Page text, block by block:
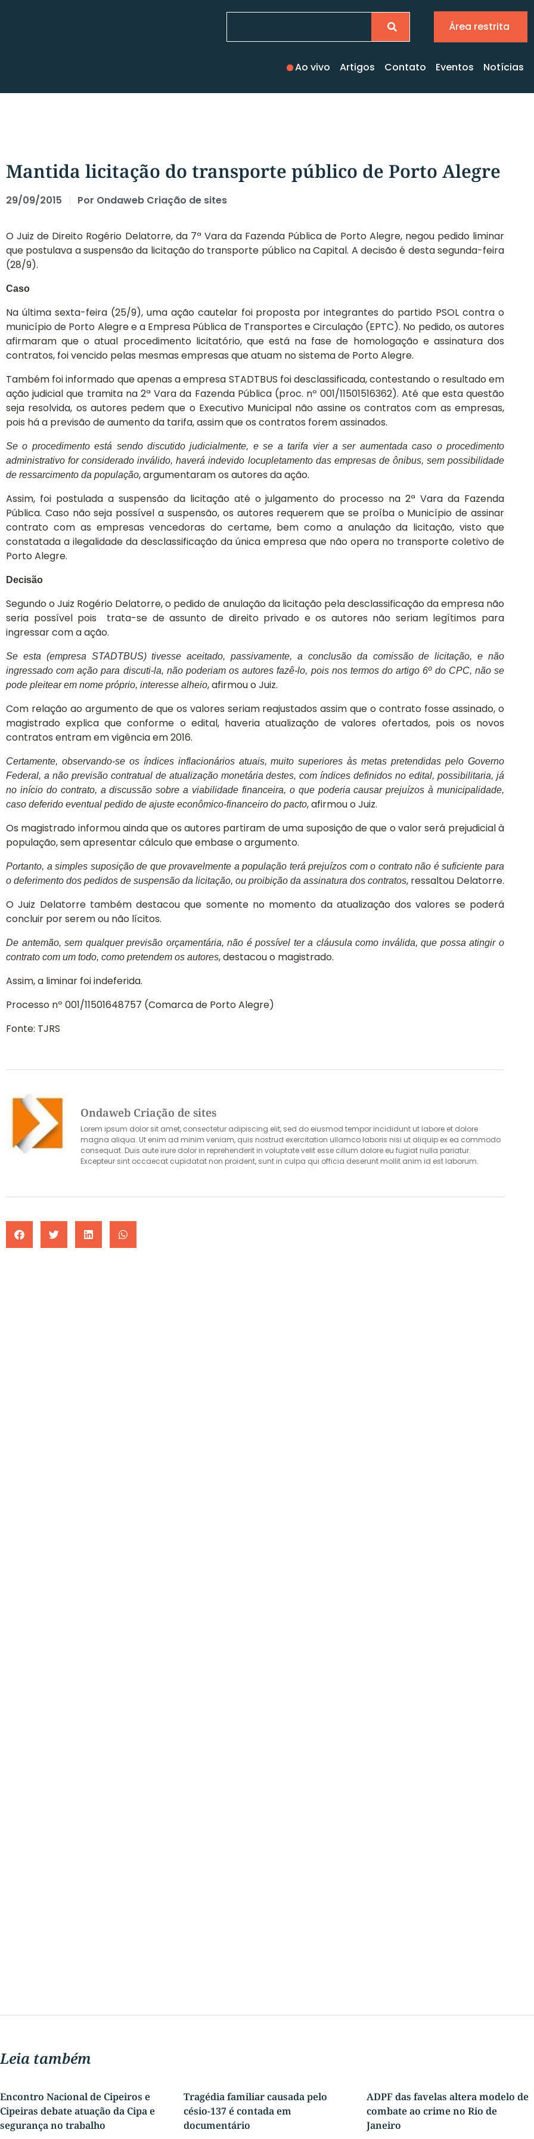
Área restrita
Ao vivo Artigos Contato Eventos Notícias
Mantida licitação do transporte público de Porto Alegre
29/09/2015 Por Ondaweb Criação de sites
O Juiz de Direito Rogério Delatorre, da 7ª Vara da Fazenda Pública de Porto Alegre, negou pedido liminar
que postulava a suspensão da licitação do transporte público na Capital. A decisão é desta segunda-feira
(28/9).
Caso
Na última sexta-feira (25/9), uma ação cautelar foi proposta por integrantes do partido PSOL contra o
município de Porto Alegre e a Empresa Pública de Transportes e Circulação (EPTC). No pedido, os autores
afirmaram que o atual procedimento licitatório, que está na fase de homologação e assinatura dos
contratos, foi vencido pelas mesmas empresas que atuam no sistema de Porto Alegre.
Também foi informado que apenas a empresa STADTBUS foi desclassificada, contestando o resultado em
ação judicial que tramita na 2ª Vara da Fazenda Pública (proc. nº 001/11501516362). Até que esta questão
seja resolvida, os autores pedem que o Executivo Municipal não assine os contratos com as empresas,
pois há a previsão de aumento da tarifa, assim que os contratos forem assinados.
Se o procedimento está sendo discutido judicialmente, e se a tarifa vier a ser aumentada caso o procedimento
administrativo for considerado inválido, haverá indevido locupletamento das empresas de ônibus, sem possibilidade
de ressarcimento da população, argumentaram os autores da ação.
Assim, foi postulada a suspensão da licitação até o julgamento do processo na 2ª Vara da Fazenda
Pública. Caso não seja possível a suspensão, os autores requerem que se proíba o Município de assinar
contrato com as empresas vencedoras do certame, bem como a anulação da licitação, visto que
constatada a ilegalidade da desclassificação da única empresa que não opera no transporte coletivo de
Porto Alegre.
Decisão
Segundo o Juiz Rogério Delatorre, o pedido de anulação da licitação pela desclassificação da empresa não
seria possível pois trata-se de assunto de direito privado e os autores não seriam legítimos para
ingressar com a ação.
Se esta (empresa STADTBUS) tivesse aceitado, passivamente, a conclusão da comissão de licitação, e não
ingressado com ação para discuti-la, não poderiam os autores fazê-lo, pois nos termos do artigo 6º do CPC, não se
pode pleitear em nome próprio, interesse alheio, afirmou o Juiz.
Com relação ao argumento de que os valores seriam reajustados assim que o contrato fosse assinado, o
magistrado explica que conforme o edital, haveria atualização de valores ofertados, pois os novos
contratos entram em vigência em 2016.
Certamente, observando-se os índices inflacionários atuais, muito superiores às metas pretendidas pelo Governo
Federal, a não previsão contratual de atualização monetária destes, com índices definidos no edital, possibilitaria, já
no início do contrato, a discussão sobre a viabilidade financeira, o que poderia causar prejuízos à municipalidade,
caso deferido eventual pedido de ajuste econômico-financeiro do pacto, afirmou o Juiz.
Os magistrado informou ainda que os autores partiram de uma suposição de que o valor será prejudicial à
população, sem apresentar cálculo que embase o argumento.
Portanto, a simples suposição de que provavelmente a população terá prejuízos com o contrato não é suficiente para
o deferimento dos pedidos de suspensão da licitação, ou proibição da assinatura dos contratos, ressaltou Delatorre.
O Juiz Delatorre também destacou que somente no momento da atualização dos valores se poderá
concluir por serem ou não lícitos.
De antemão, sem qualquer previsão orçamentária, não é possível ter a cláusula como inválida, que possa atingir o
contrato com um todo, como pretendem os autores, destacou o magistrado.
Assim, a liminar foi indeferida.
Processo nº 001/11501648757 (Comarca de Porto Alegre)
Fonte: TJRS
Ondaweb Criação de sites
Lorem ipsum dolor sit amet, consectetur adipiscing elit, sed do eiusmod tempor incididunt ut labore et dolore
magna aliqua. Ut enim ad minim veniam, quis nostrud exercitation ullamco laboris nisi ut aliquip ex ea commodo
consequat. Duis aute irure dolor in reprehenderit in voluptate velit esse cillum dolore eu fugiat nulla pariatur.
Excepteur sint occaecat cupidatat non proident, sunt in culpa qui officia deserunt mollit anim id est laborum.
Conheça
nossos
Fique
Conheça
nossos
Saiba mais
Conheça
nossos
sociais.
Saiba mais
Fique
atento em
nossos
eventos.
Conheça
nossos
Projetos
sociais.
Saiba mais
doação!
doação!
Leia também
Encontro Nacional de Cipeiros e
Cipeiras debate atuação da Cipa e
segurança no trabalho
Tragédia familiar causada pelo
césio-137 é contada em
documentário
ADPF das favelas altera modelo de
combate ao crime no Rio de
Janeiro